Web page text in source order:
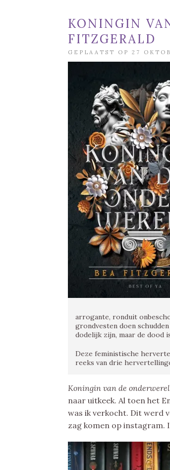
KONINGIN
FITZGERALD
GEPLAATST OP 27
arrogante, ronduit
grondvesten doen
dodelijk zijn, maar de dood
Deze feministische
reeks van drie
Koningin van de
naar uitkeek. Al toen het
was ik verkocht. Dit werd
zag komen op instagram.